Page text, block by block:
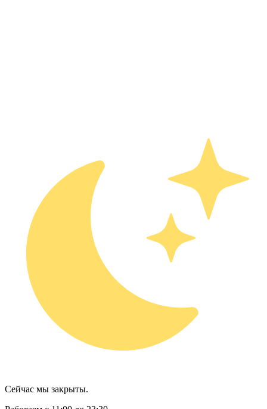
Сейчас мы закрыты.